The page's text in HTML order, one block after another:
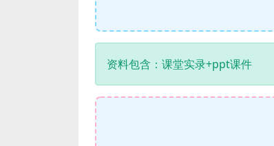
资料包含：课堂实录+ppt课件